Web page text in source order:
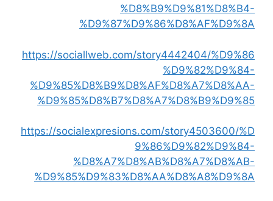
%D8%B9%D9%81%D8%B4-
%D9%87%D9%86%D8%AF%D9%8A
https://sociallweb.com/story4442404/%D9%86
%D9%82%D9%84-
%D9%85%D8%B9%D8%AF%D8%A7%D8%AA-
%D9%85%D8%B7%D8%A7%D8%B9%D9%85
https://socialexpresions.com/story4503600/%D
9%86%D9%82%D9%84-
%D8%A7%D8%AB%D8%A7%D8%AB-
%D9%85%D9%83%D8%AA%D8%A8%D9%8A